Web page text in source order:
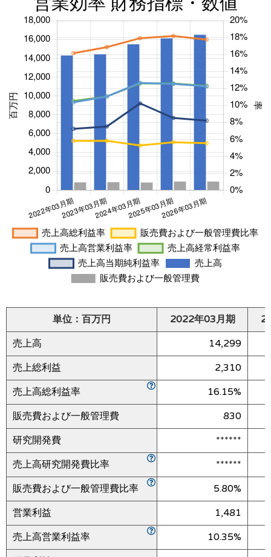
単位：百万円 2022年03月期
売上高
14,299
売上総利益
2,310
売上高総利益率
16.15%
販売費および一般管理費
830
研究開発費
******
売上高研究開発費比率
******
販売費および一般管理費比率
5.80%
営業利益
1,481
売上高営業利益率
10.35%